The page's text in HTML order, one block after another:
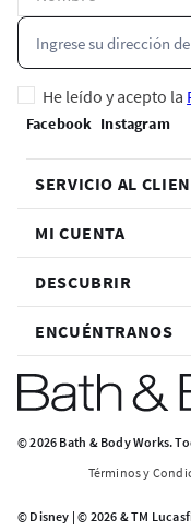
He leído y acepto la
SERVICIO AL
MI CUENTA
DESCUBRIR
ENCUÉNTRANOS
© 2026 Bath & Body Works.
Términos y
© Disney | © 2026 & TM